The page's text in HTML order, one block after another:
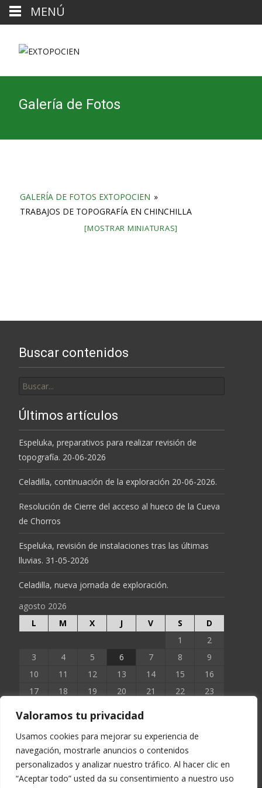
Valoramos tu privacidad
Usamos cookies para mejorar su experiencia de
navegación, mostrarle anuncios o contenidos
personalizados y analizar nuestro tráfico. Al hacer clic en
“Aceptar todo” usted da su consentimiento a nuestro uso
Galería de Fotos
GALERÍA DE FOTOS EXTOPOCIEN »
TRABAJOS DE TOPOGRAFÍA EN CHINCHILLA
[MOSTRAR MINIATURAS]
Buscar contenidos
por:
Últimos artículos
Espeluka, preparativos para realizar revisión de
topografía. 20-06-2026
Celadilla, continuación de la exploración 20-06-2026.
Resolución de Cierre del acceso al hueco de la Cueva
de Chorros
Espeluka, revisión de instalaciones tras las últimas
lluvias. 31-05-2026
Celadilla, nueva jornada de exploración.
agosto 2026
L
M X J V S
D
1
2
3
4 5 6 7 8
9
10
11 12 13 14 15
16
17
18 19 20 21 22
23
« Jun
MENÚ